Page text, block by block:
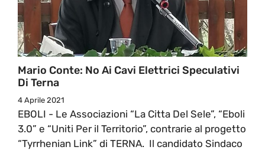
Mario Conte: No Ai Cavi Elettrici Speculativi
Di Terna
4 Aprile 2021
EBOLI - Le Associazioni “La Citta Del Sele”, “Eboli
3.0” e “Uniti Per il Territorio”, contrarie al progetto
“Tyrrhenian Link” di TERNA. Il candidato Sindaco